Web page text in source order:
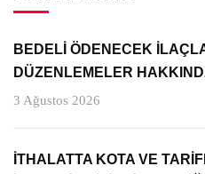
BEDELİ ÖDENECEK
DÜZENLEMELER
3 Ağustos 2026
İTHALATTA KOTA VE